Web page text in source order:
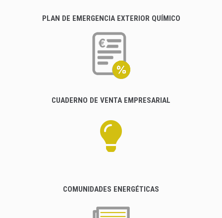
PLAN DE EMERGENCIA EXTERIOR QUÍMICO
CUADERNO DE VENTA EMPRESARIAL
COMUNIDADES ENERGÉTICAS